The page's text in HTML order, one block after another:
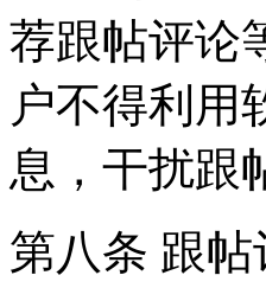
荐跟帖评论
户不得利用
息，干扰跟
第八条 跟